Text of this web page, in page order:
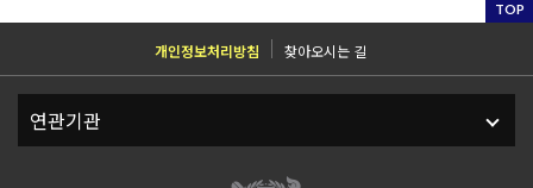
TOP
개인정보처리방침 찾아오시는 길